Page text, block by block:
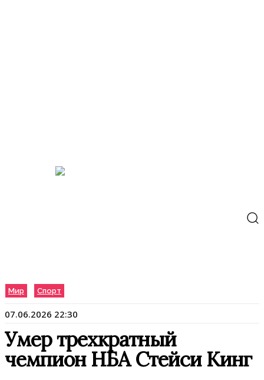
Мир Спорт
07.06.2026 22:30
Умер трехкратный
чемпион НБА Стейси Кинг